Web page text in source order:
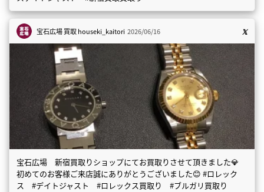
宝石広場 買取houseki_kaitori 2026/06/16
宝石広場 新宿買取りショップにてお買取りさせて頂きました💎
初めてのお客様ご来店誠にありがとうございました😊 #ロレック
ス #デイトジャスト #ロレックス買取り #ブルガリ買取り